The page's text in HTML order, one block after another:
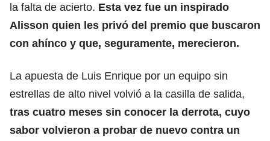
la falta de acierto. Esta vez fue un inspirado
Alisson quien les privó del premio que buscaron
con ahínco y que, seguramente, merecieron.
La apuesta de Luis Enrique por un equipo sin
estrellas de alto nivel volvió a la casilla de salida,
tras cuatro meses sin conocer la derrota, cuyo
sabor volvieron a probar de nuevo contra un